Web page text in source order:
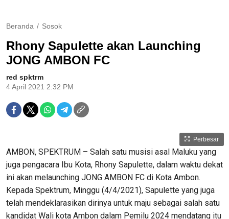
Beranda Sosok
Rhony Sapulette akan Launching
JONG AMBON FC
red spktrm
4 April 2021 2:32 PM
Perbesar
AMBON, SPEKTRUM – Salah satu musisi asal Maluku yang
juga pengacara Ibu Kota, Rhony Sapulette, dalam waktu dekat
ini akan melaunching JONG AMBON FC di Kota Ambon.
Kepada Spektrum, Minggu (4/4/2021), Sapulette yang juga
telah mendeklarasikan dirinya untuk maju sebagai salah satu
kandidat Wali kota Ambon dalam Pemilu 2024 mendatang itu